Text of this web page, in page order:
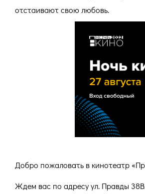
отстаивают свою любовь.
Добро пожаловать в кинотеатр
Ждем вас по адресу ул. Правды